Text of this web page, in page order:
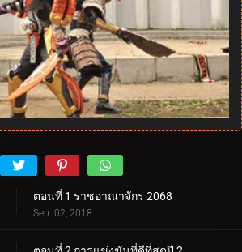
ตอนที่ 1 ราชอาณาจักร 2068
Sep. 02, 2018